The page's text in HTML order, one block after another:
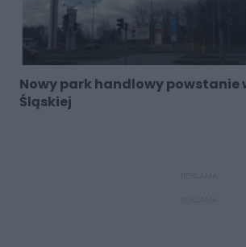
Nowy park handlowy powstanie
Śląskiej